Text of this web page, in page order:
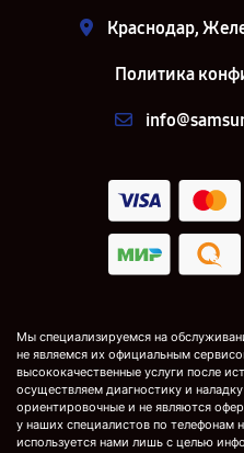
Краснодар,
Политика
Мы специализируемся на
не являемся их официальным
высококачественные услуги после
осуществляем диагностику и
ориентировочные и не являются
у наших специалистов по телефонам
используется нами лишь с целью